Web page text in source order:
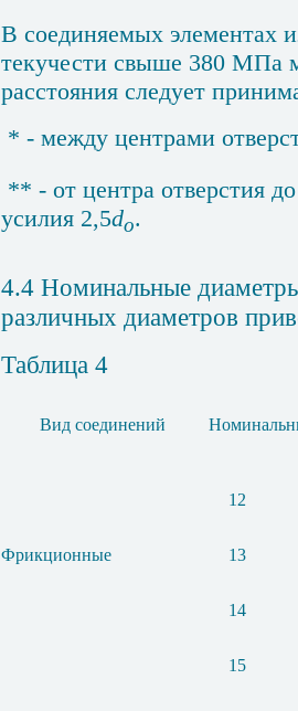
В соединяемых элементах
текучести свыше 380 МПа
расстояния следует
* - между центрами
** - от центра отверстия
усилия 2,5do.
4.4 Номинальные
различных диаметров
Таблица 4
Вид соединений
12
Фрикционные 13
14
15